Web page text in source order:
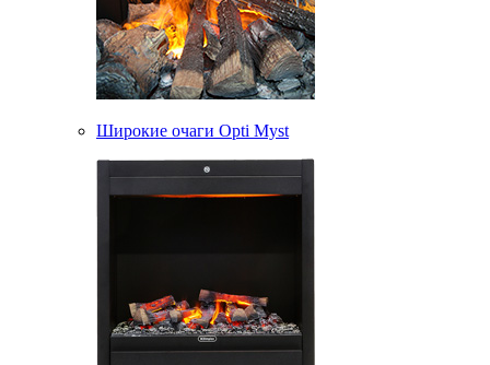
Широкие очаги Opti Myst